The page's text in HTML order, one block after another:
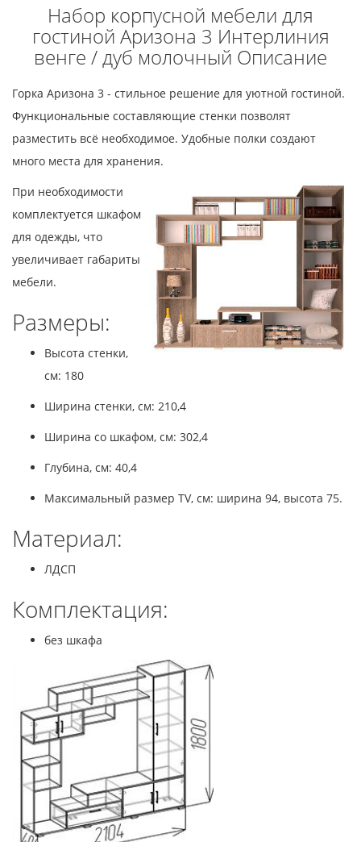
Набор корпусной мебели для
гостиной Аризона 3 Интерлиния
венге / дуб молочный Описание
Горка Аризона 3 - стильное решение для уютной гостиной.
Функциональные составляющие стенки позволят
разместить всё необходимое. Удобные полки создают
много места для хранения.
При необходимости
комплектуется шкафом
для одежды, что
увеличивает габариты
мебели.
Размеры:
Высота стенки,
см: 180
Ширина стенки, см: 210,4
Ширина со шкафом, см: 302,4
Глубина, см: 40,4
Максимальный размер TV, см: ширина 94, высота 75.
Материал:
ЛДСП
Комплектация:
без шкафа